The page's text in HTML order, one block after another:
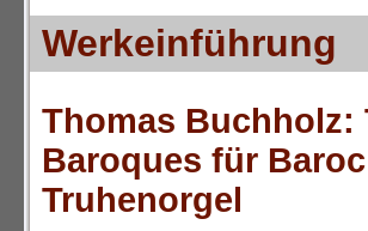
Werkeinführung
Thomas Buchholz:
Baroques für
Truhenorgel